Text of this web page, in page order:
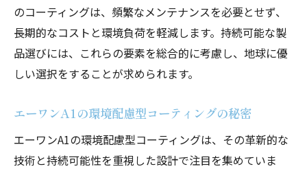
のコーティングは、頻繁なメンテナンスを必要とせず、
長期的なコストと環境負荷を軽減します。持続可能な製
品選びには、これらの要素を総合的に考慮し、地球に優
しい選択をすることが求められます。
エーワンA1の環境配慮型コーティングの秘密
エーワンA1の環境配慮型コーティングは、その革新的な
技術と持続可能性を重視した設計で注目を集めていま